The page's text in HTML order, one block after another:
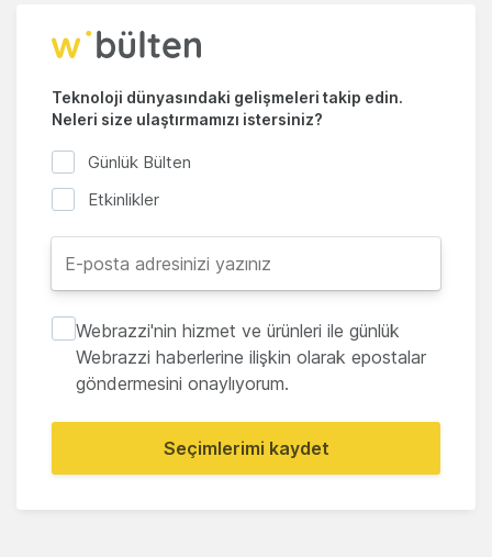
Teknoloji dünyasındaki gelişmeleri takip edin.
Neleri size ulaştırmamızı istersiniz?
Günlük Bülten
Etkinlikler
Webrazzi'nin hizmet ve ürünleri ile günlük
Webrazzi haberlerine ilişkin olarak epostalar
göndermesini onaylıyorum.
Seçimlerimi kaydet